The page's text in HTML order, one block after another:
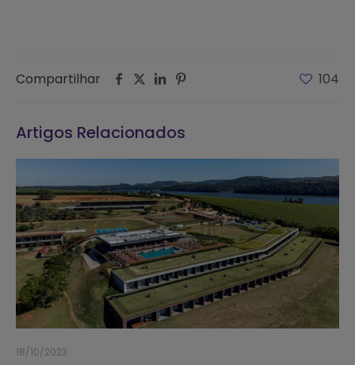
Compartilhar 104
Artigos Relacionados
18/10/2023